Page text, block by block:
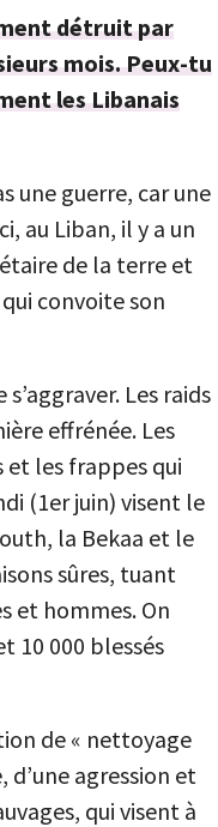
détruit par
mois. Peux-tu
les Libanais
une guerre, car une
au Liban, il y a un
de la terre et
convoite son
Les raids
effrénée. Les
les frappes qui
(1er juin) visent le
la Bekaa et le
sûres, tuant
et hommes. On
10 000 blessés
de « nettoyage
agression et
qui visent à